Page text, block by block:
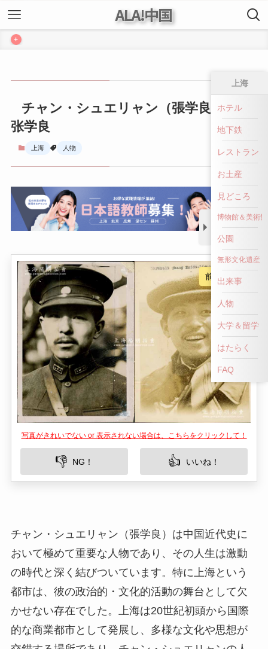
ALA!中国
+
チャン・シュエリャン（張学良） ｜
张学良
上海 人物
前へ戻る
写真がきれいでない or 表示されない場合は、こちらをクリックして！
👎 NG！ 👍 いいね！
チャン・シュエリャン（張学良）は中国近代史に
おいて極めて重要な人物であり、その人生は激動
の時代と深く結びついています。特に上海という
都市は、彼の政治的・文化的活動の舞台として欠
かせない存在でした。上海は20世紀初頭から国際
的な商業都市として発展し、多様な文化や思想が
上海
ホテル
地下鉄
レストラン
お土産
見どころ
博物館＆美術館
公園
無形文化遺産
出来事
人物
大学＆留学
はたらく
FAQ